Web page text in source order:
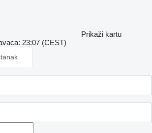
Prikaži kartu
23:07 (CEST)